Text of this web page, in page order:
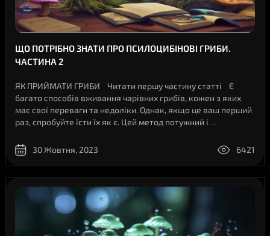
ЩО ПОТРІБНО ЗНАТИ ПРО ПСИЛОЦИБІНОВІ ГРИБИ.
ЧАСТИНА 2
ЯК ПРИЙМАТИ ГРИБИ Читати першу частину статті Є
багато способів вживання чарівних грибів, кожен з яких
має свої переваги та недоліки. Однак, якщо це ваш перший
раз, спробуйте їсти їх як є. Цей метод потужний і
30 Жовтня, 2023
6421